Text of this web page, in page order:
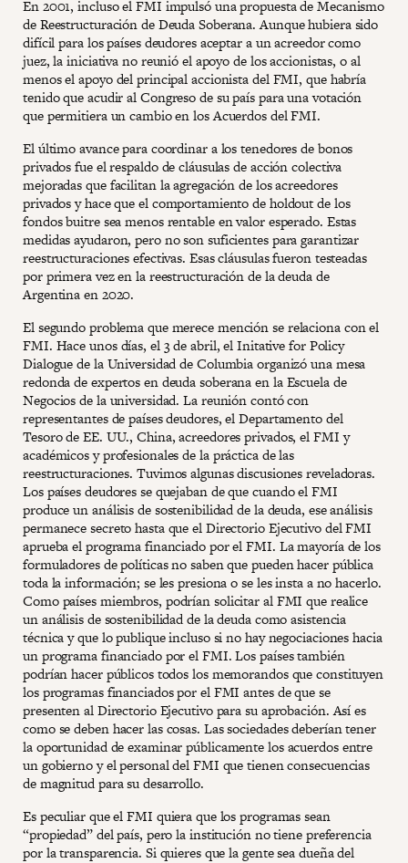
En 2001, incluso el FMI impulsó una propuesta de Mecanismo
de Reestructuración de Deuda Soberana. Aunque hubiera sido
difícil para los países deudores aceptar a un acreedor como
juez, la iniciativa no reunió el apoyo de los accionistas, o al
menos el apoyo del principal accionista del FMI, que habría
tenido que acudir al Congreso de su país para una votación
que permitiera un cambio en los Acuerdos del FMI.
El último avance para coordinar a los tenedores de bonos
privados fue el respaldo de cláusulas de acción colectiva
mejoradas que facilitan la agregación de los acreedores
privados y hace que el comportamiento de holdout de los
fondos buitre sea menos rentable en valor esperado. Estas
medidas ayudaron, pero no son suficientes para garantizar
reestructuraciones efectivas. Esas cláusulas fueron testeadas
por primera vez en la reestructuración de la deuda de
Argentina en 2020.
El segundo problema que merece mención se relaciona con el
FMI. Hace unos días, el 3 de abril, el Initative for Policy
Dialogue de la Universidad de Columbia organizó una mesa
redonda de expertos en deuda soberana en la Escuela de
Negocios de la universidad. La reunión contó con
representantes de países deudores, el Departamento del
Tesoro de EE. UU., China, acreedores privados, el FMI y
académicos y profesionales de la práctica de las
reestructuraciones. Tuvimos algunas discusiones reveladoras.
Los países deudores se quejaban de que cuando el FMI
produce un análisis de sostenibilidad de la deuda, ese análisis
permanece secreto hasta que el Directorio Ejecutivo del FMI
aprueba el programa financiado por el FMI. La mayoría de los
formuladores de políticas no saben que pueden hacer pública
toda la información; se les presiona o se les insta a no hacerlo.
Como países miembros, podrían solicitar al FMI que realice
un análisis de sostenibilidad de la deuda como asistencia
técnica y que lo publique incluso si no hay negociaciones hacia
un programa financiado por el FMI. Los países también
podrían hacer públicos todos los memorandos que constituyen
los programas financiados por el FMI antes de que se
presenten al Directorio Ejecutivo para su aprobación. Así es
como se deben hacer las cosas. Las sociedades deberían tener
la oportunidad de examinar públicamente los acuerdos entre
un gobierno y el personal del FMI que tienen consecuencias
de magnitud para su desarrollo.
Es peculiar que el FMI quiera que los programas sean
“propiedad” del país, pero la institución no tiene preferencia
por la transparencia. Si quieres que la gente sea dueña del